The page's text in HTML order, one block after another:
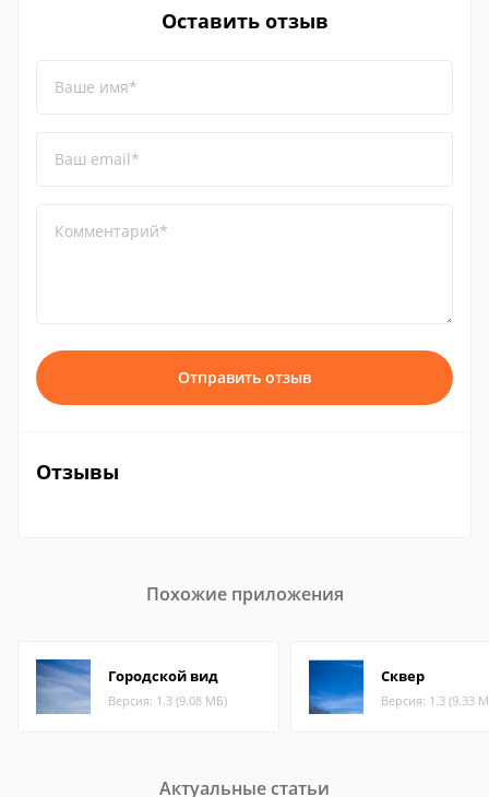
Оставить отзыв
Ваше имя*
Ваш email*
Комментарий*
Отправить отзыв
Отзывы
Похожие приложения
Городской вид
Версия: 1.3 (9.08 МБ)
Сквер
Версия: 1.3 (9.33
Актуальные статьи